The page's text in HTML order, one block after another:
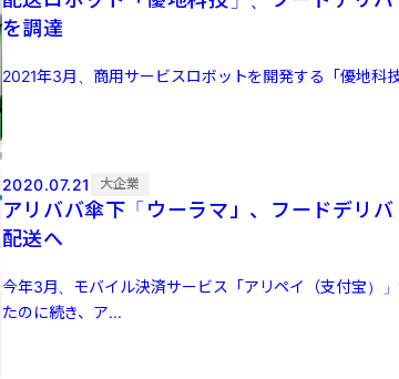
を調達
2021年3月、商用サービスロボットを開発する「優地
2020.07.21 大企業
アリババ傘下「ウーラマ」、フードデリ
配送へ
今年3月、モバイル決済サービス「アリペイ（支付宝）
たのに続き、ア...